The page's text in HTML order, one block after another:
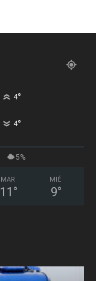
4°
4°
5%
MAR
11 °
MIÉ
9°